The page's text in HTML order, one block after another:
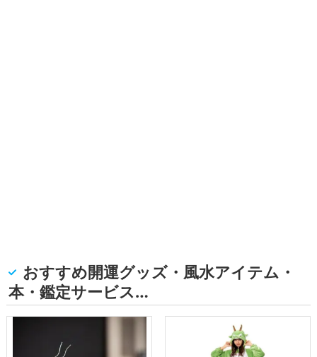
おすすめ開運グッズ・風水アイテム・
本・鑑定サービス…